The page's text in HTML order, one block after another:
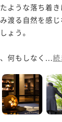
ような落ち着き
渡る自然を感
ょう。
何もしなく... 続